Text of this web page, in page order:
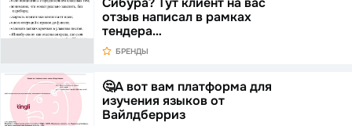
отзыв написал в рамках
тендера…
БРЕНДЫ
🤔А вот вам платформа для
изучения языков от
Вайлдберриз